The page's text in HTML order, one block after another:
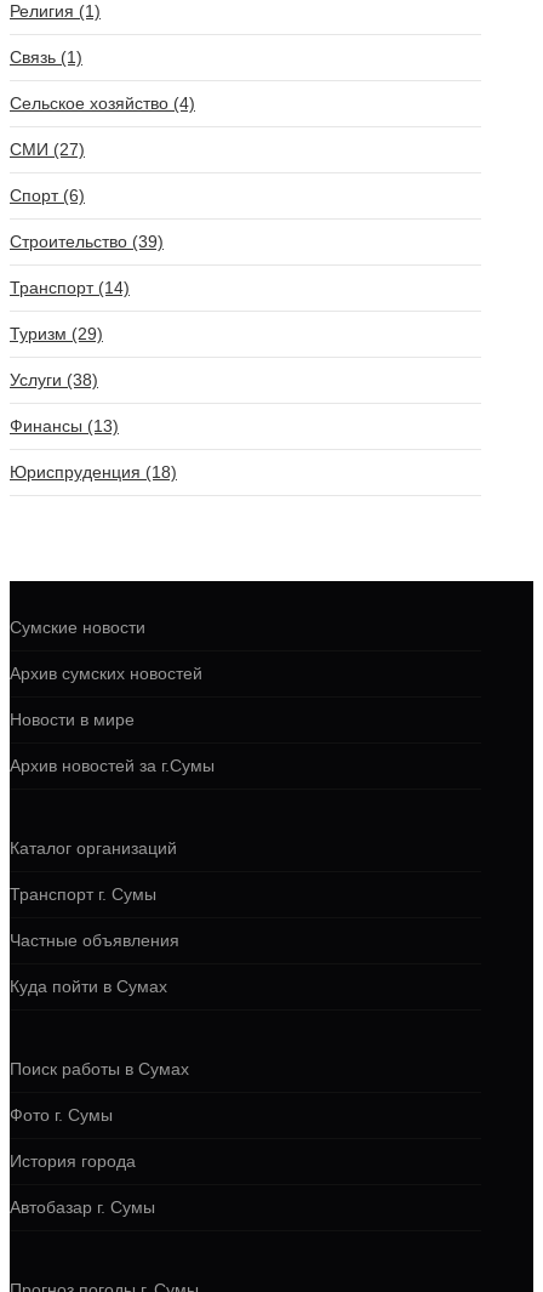
Религия (1)
Связь (1)
Сельское хозяйство (4)
СМИ (27)
Спорт (6)
Строительство (39)
Транспорт (14)
Туризм (29)
Услуги (38)
Финансы (13)
Юриспруденция (18)
Сумские новости
Архив сумских новостей
Новости в мире
Архив новостей за г.Сумы
Каталог организаций
Транспорт г. Сумы
Частные объявления
Куда пойти в Сумах
Поиск работы в Сумах
Фото г. Сумы
История города
Автобазар г. Сумы